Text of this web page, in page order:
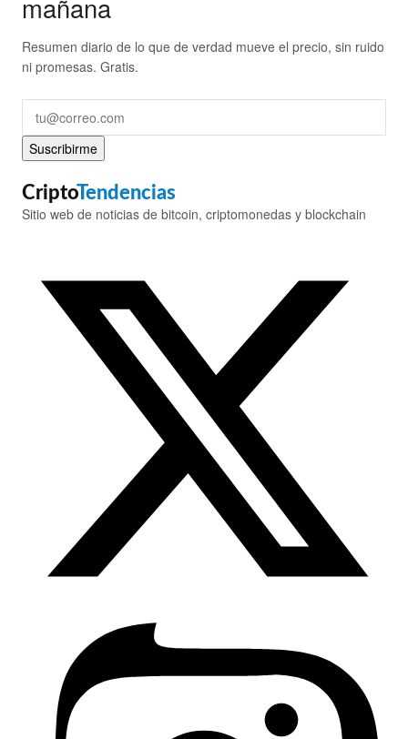
mañana
Resumen diario de lo que de verdad mueve el precio, sin ruido
ni promesas. Gratis.
Suscribirme
CriptoTendencias
Sitio web de noticias de bitcoin, criptomonedas y blockchain